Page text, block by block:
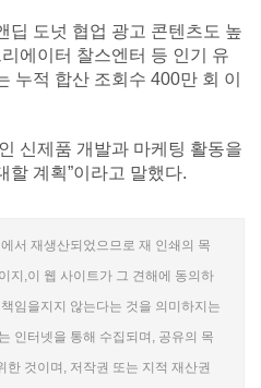
딥 도넛 협업 광고 콘텐츠도 높
에이터 찰스엔터 등 인기 유
누적 합산 조회수 400만 회 이
신제품 개발과 마케팅 활동을
할 계획”이라고 말했다.
서 재생산되었으므로 재 인쇄의 목
지,이 웹 사이트가 그 견해에 동의하
임을지지 않는다는 것을 의미하지는
인터넷을 통해 수집되며, 공유의 목
것이며, 저작권 또는 지적 재산권